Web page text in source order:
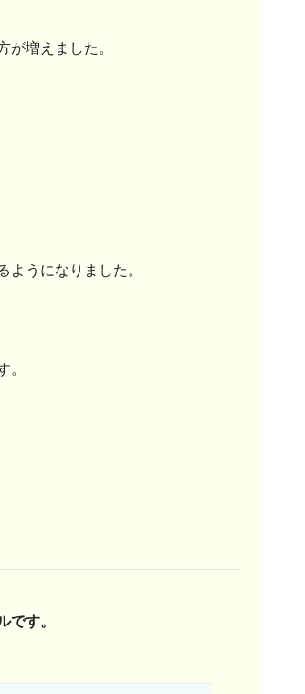
が増えました。
うになりました。
。
です。